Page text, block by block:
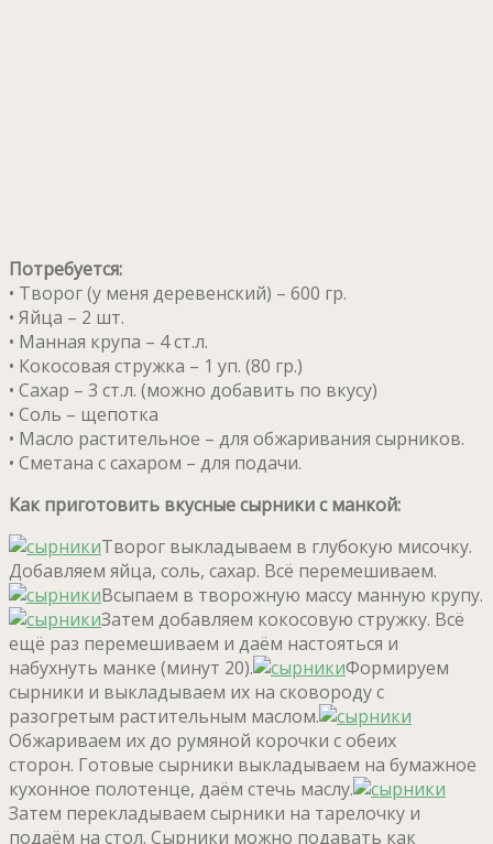
Потребуется:
• Творог (у меня деревенский) – 600 гр.
• Яйца – 2 шт.
• Манная крупа – 4 ст.л.
• Кокосовая стружка – 1 уп. (80 гр.)
• Сахар – 3 ст.л. (можно добавить по вкусу)
• Соль – щепотка
• Масло растительное – для обжаривания сырников.
• Сметана с сахаром – для подачи.
Как приготовить вкусные сырники с манкой:
Творог выкладываем в глубокую мисочку.
Добавляем яйца, соль, сахар. Всё перемешиваем.
Всыпаем в творожную массу манную крупу.
Затем добавляем кокосовую стружку. Всё
ещё раз перемешиваем и даём настояться и
набухнуть манке (минут 20).
Формируем
сырники и выкладываем их на сковороду с
разогретым растительным маслом.
Обжариваем их до румяной корочки с обеих
сторон. Готовые сырники выкладываем на бумажное
кухонное полотенце, даём стечь маслу.
Затем перекладываем сырники на тарелочку и
подаём на стол. Сырники можно подавать как